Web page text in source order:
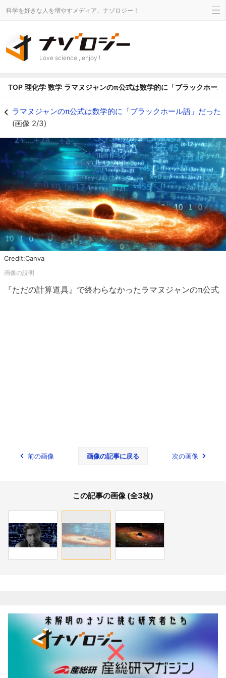
科学を好きな人を増やすメディア、ナゾロジー！
Love science , enjoy !
TOP 理化学 数学 ラマヌジャンのπ公式は数学的に「ブラックホー
ラマヌジャンのπ公式は数学的に「ブラックホール語」だった
(画像 2/3)
Credit:Canva
『ただの計算道具』で終わらなかったラマヌジャンのπ公式
前の画像 画像の記事に戻る 次の画像
この記事の画像 (全3枚)